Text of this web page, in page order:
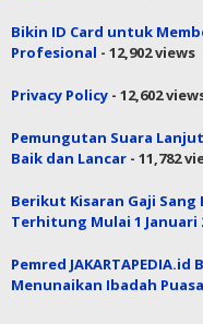
Bikin ID Card untuk
Profesional - 12,902 views
Privacy Policy - 12,602
Pemungutan Suara
Baik dan Lancar - 11,782
Berikut Kisaran Gaji Sang
Terhitung Mulai 1 Januari
Pemred
Menunaikan Ibadah